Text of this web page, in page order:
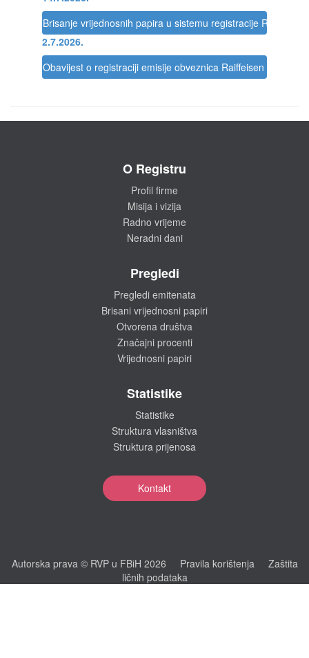
Brisanje vrijednosnih papira u sistemu registracije Registra
2.7.2026.
Obavijest o registraciji emisije obveznica Raiffeisen BANK
O Registru
Profil firme
Misija i vizija
Radno vrijeme
Neradni dani
Pregledi
Pregledi emitenata
Brisani vrijednosni papiri
Otvorena društva
Značajni procenti
Vrijednosni papiri
Statistike
Statistike
Struktura vlasništva
Struktura prijenosa
Kontakt
Autorska prava © RVP u FBiH 2026 Pravila korištenja
Zaštita
ličnih podataka